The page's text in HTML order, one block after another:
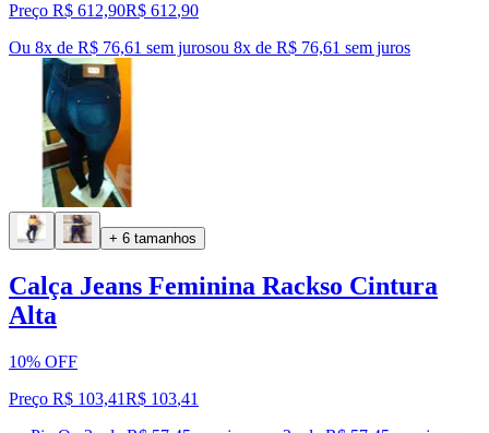
Preço R$ 612,90R$ 612,90
Ou 8x de R$ 76,61 sem jurosou 8x de R$ 76,61 sem juros
+ 6 tamanhos
Calça Jeans Feminina Rackso Cintura
Alta
10% OFF
Preço R$ 103,41R$ 103,41